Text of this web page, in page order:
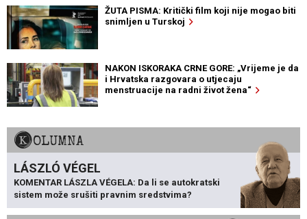
ŽUTA PISMA: Kritički film koji nije mogao biti
snimljen u Turskoj
NAKON ISKORAKA CRNE GORE: „Vrijeme je da
i Hrvatska razgovara o utjecaju
menstruacije na radni život žena“
KOLUMNA
LÁSZLÓ VÉGEL
KOMENTAR LÁSZLA VÉGELA: Da li se autokratski
sistem može srušiti pravnim sredstvima?